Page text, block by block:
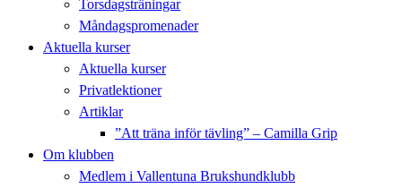
Torsdagsträningar
Måndagspromenader
Aktuella kurser
Aktuella kurser
Privatlektioner
Artiklar
”Att träna inför tävling” – Camilla Grip
Om klubben
Medlem i Vallentuna Brukshundklubb